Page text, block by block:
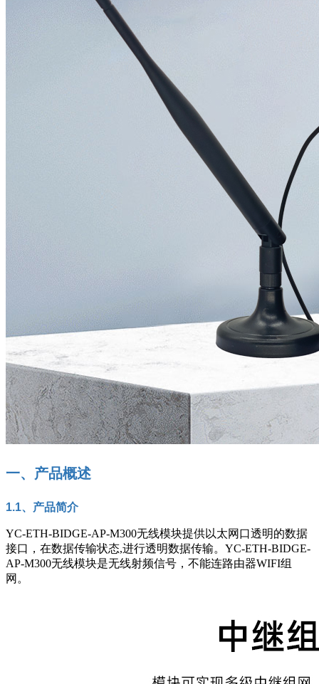
一、产品概述
1.1、产品简介
YC-ETH-BIDGE-AP-M300无线模块提供以太网口 透明的数据
接口，在数据传输状态,进行透明数据传输。 YC-ETH-BIDGE-
AP-M300无线模块是无线射频信号，不能连路由器WIFI组
网。